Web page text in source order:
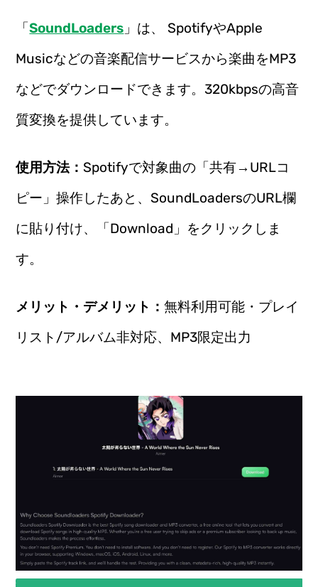
「SoundLoaders 」は、 SpotifyやApple
Musicなどの音楽配信サービスから楽曲をMP3
などでダウンロードできます。320kbpsの高音
質変換を提供しています。
使用方法：Spotifyで対象曲の「共有→URLコ
ピー」操作したあと、SoundLoadersのURL欄
に貼り付け、「Download」をクリックしま
す。
メリット・デメリット：無料利用可能・プレイ
リスト/アルバム非対応、MP3限定出力